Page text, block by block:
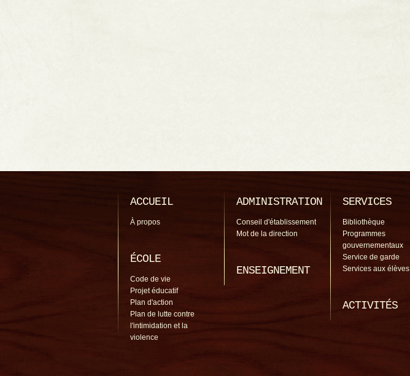
ACCUEIL
À propos
ÉCOLE
Code de vie
Projet éducatif
Plan d'action
Plan de lutte contre
l'intimidation et la
violence
ADMINISTRATION
Conseil d'établissement
Mot de la direction
ENSEIGNEMENT
SERVICES
Bibliothèque
Programmes
gouvernementaux
Service de garde
Services aux élèves
ACTIVITÉS